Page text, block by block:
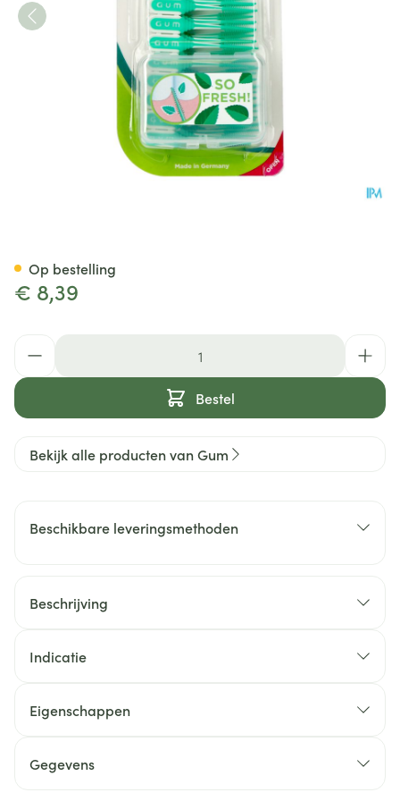
€ 8,39
Bestel
Op bestelling
Bekijk alle producten van Gum
Beschikbare leveringsmethoden
Beschrijving
Indicatie
Eigenschappen
Gegevens